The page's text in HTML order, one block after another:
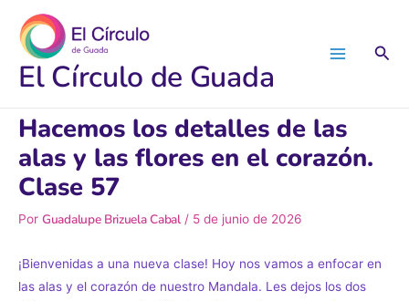
contenido
El Círculo de Guada
Hacemos los detalles de las
alas y las flores en el corazón.
Clase 57
Por Guadalupe Brizuela Cabal / 5 de junio de 2026
¡Bienvenidas a una nueva clase! Hoy nos vamos a enfocar en
las alas y el corazón de nuestro Mandala. Les dejos los dos